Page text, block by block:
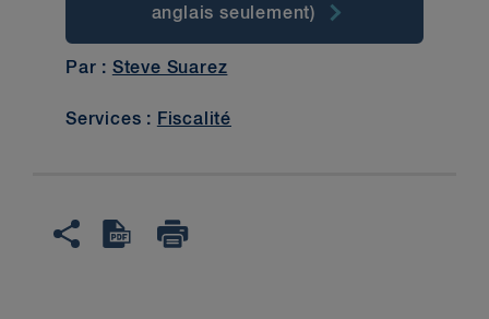
anglais seulement)
Par : Steve Suarez
Services : Fiscalité